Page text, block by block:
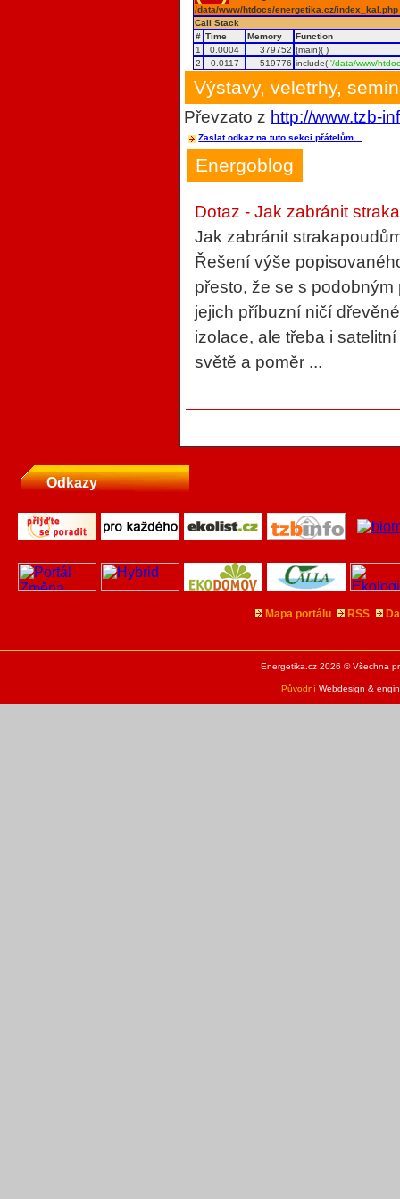
/data/www/htdocs/energetika.cz/
Call Stack
# Time Memory
Function
1
0.0004 379752 {main}( )
2
0.0117 519776 include('/data/www/
Výstavy, veletrhy,
Převzato z http://www.tzb-
Zaslat odkaz na tuto sekci přátelům...
Energoblog
Dotaz - Jak zabránit
Jak zabránit
Řešení výše
přesto, že se s
jejich příbuzní ničí
izolace, ale třeba i
světě a poměr ...
Odkazy
Mapa portálu RSS
Energetika.cz 2026 © Všechna
PůvodníWebdesign &